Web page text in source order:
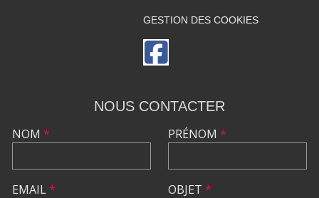
GESTION DES COOKIES
NOUS CONTACTER
NOM *
EMAIL*
PRÉNOM *
OBJET *